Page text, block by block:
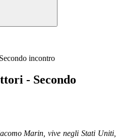
incontro
- Secondo
Marin, vive negli Stati Uniti,